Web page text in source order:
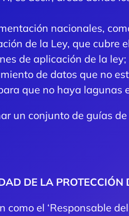
nacionales,
de la Ley, que cubre
de aplicación de la ley;
de datos que no
que no haya
un conjunto de guías
DE LA PROTECCIÓN
el ‘Responsable